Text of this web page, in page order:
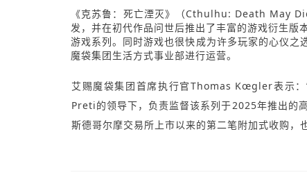
《克苏鲁：死亡湮灭》（Cthulhu: Death May
发，并在初代作品问世后推出了丰富的游戏衍生版
游戏系列。同时游戏也很快成为许多玩家的心仪
魔袋集团生活方式事业部进行运营。
艾赐魔袋集团首席执行官Thomas Kœgler表示
Preti的领导下，负责监督该系列于2025年推出
斯德哥尔摩交易所上市以来的第二笔附加式收购，